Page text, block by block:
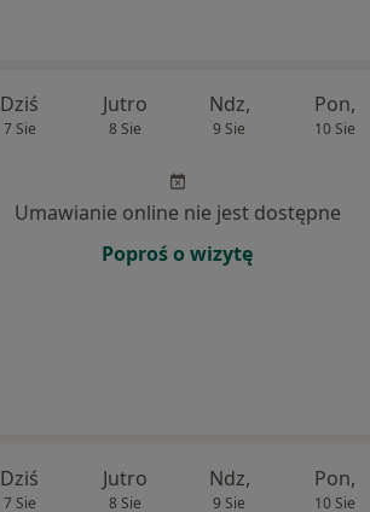
Dziś
7 Sie
Jutro
8 Sie
Ndz,
9 Sie
Pon,
10 Sie
Umawianie online nie jest dostępne
Poproś o wizytę
Dziś
7 Sie
Jutro
8 Sie
Ndz,
9 Sie
Pon,
10 Sie